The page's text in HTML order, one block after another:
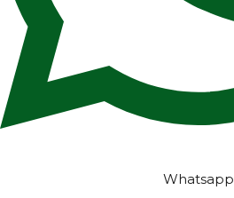
Whatsapp